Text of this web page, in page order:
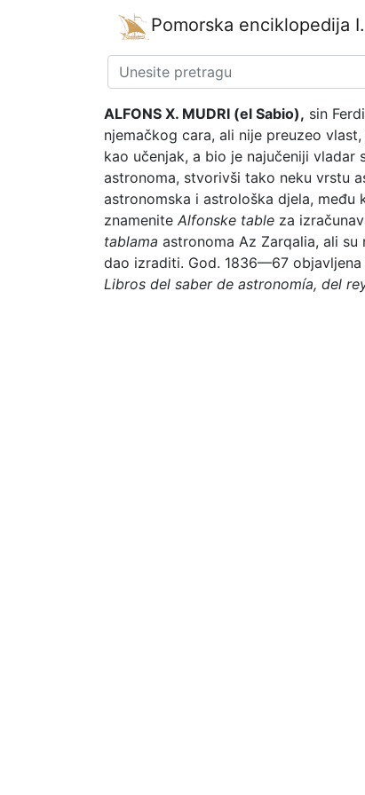
Pomorska enciklopedija
ALFONS X. MUDRI (el Sabio), sin
njemačkog cara, ali nije preuzeo
kao učenjak, a bio je najučeniji
astronoma, stvorivši tako neku vrstu
astronomska i astrološka djela, među
znamenite Alfonske table za
tablama astronoma Az Zarqalia, ali
dao izraditi. God. 1836—67
Libros del saber de astronomía, del